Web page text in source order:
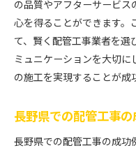
の品質やアフターサービス
心を得ることができます。
て、賢く配管工事業者を選
ミュニケーションを大切
の施工を実現することが成
長野県での配管工事
長野県での配管工事の成功